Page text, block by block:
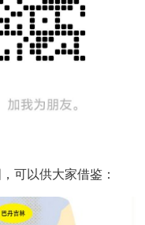
可以供大家借鉴：